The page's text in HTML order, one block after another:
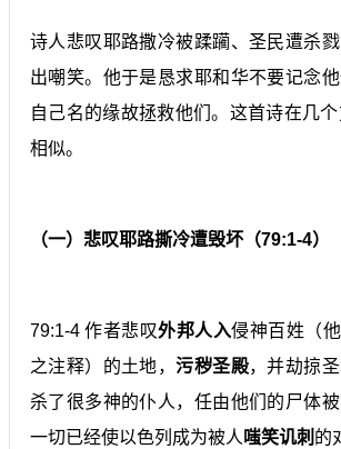
诗人悲叹耶路撒冷被蹂躏、圣民遭杀
出嘲笑。他于是恳求耶和华不要记念
自己名的缘故拯救他们。这首诗在几
相似。
（一）悲叹耶路撕冷遭毁坏（79:1-4）
79:1-4 作者悲叹外邦人入侵神百姓（
之注释）的土地，污秽圣殿，并劫掠
杀了很多神的仆人，任由他们的尸体
一切已经使以色列成为被人 嗤笑讥刺 的